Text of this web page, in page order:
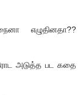
எழுதின‌தா??
அடுத்த பட கதை